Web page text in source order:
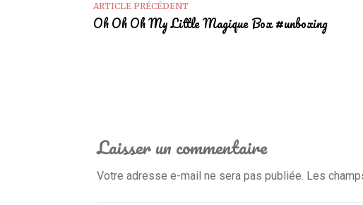
ARTICLE PRÉCÉDENT
Oh Oh Oh My Little Magique Box #unboxing
Laisser un commentaire
Votre adresse e-mail ne sera pas publiée. Les